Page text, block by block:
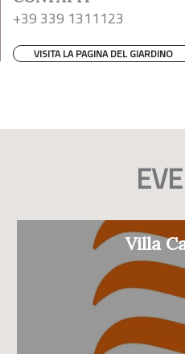
+39 339 1311123
VISITA LA PAGINA DEL GIARDINO
Villa